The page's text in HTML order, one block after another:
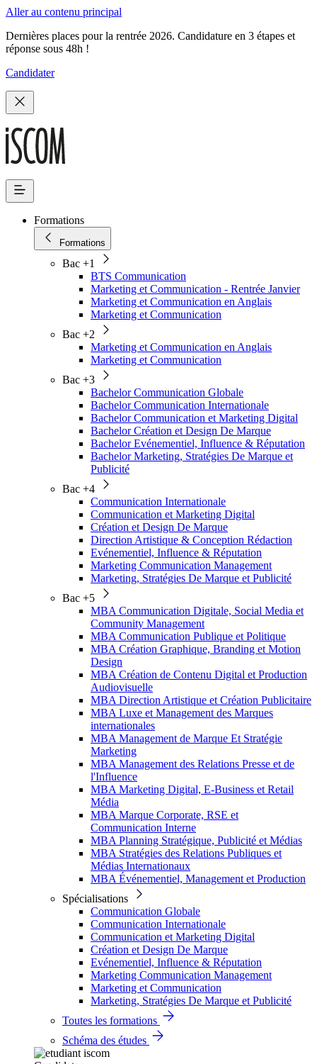
Aller au contenu principal
Dernières places pour la rentrée 2026. Candidature en 3 étapes et
réponse sous 48h !
Candidater
Formations
Formations
Bac +1
BTS Communication
Marketing et Communication - Rentrée Janvier
Marketing et Communication en Anglais
Marketing et Communication
Bac +2
Marketing et Communication en Anglais
Marketing et Communication
Bac +3
Bachelor Communication Globale
Bachelor Communication Internationale
Bachelor Communication et Marketing Digital
Bachelor Création et Design De Marque
Bachelor Evénementiel, Influence & Réputation
Bachelor Marketing, Stratégies De Marque et
Publicité
Bac +4
Communication Internationale
Communication et Marketing Digital
Création et Design De Marque
Direction Artistique & Conception Rédaction
Evénementiel, Influence & Réputation
Marketing Communication Management
Marketing, Stratégies De Marque et Publicité
Bac +5
MBA Communication Digitale, Social Media et
Community Management
MBA Communication Publique et Politique
MBA Création Graphique, Branding et Motion
Design
MBA Création de Contenu Digital et Production
Audiovisuelle
MBA Direction Artistique et Création Publicitaire
MBA Luxe et Management des Marques
internationales
MBA Management de Marque Et Stratégie
Marketing
MBA Management des Relations Presse et de
l'Influence
MBA Marketing Digital, E-Business et Retail
Média
MBA Marque Corporate, RSE et
Communication Interne
MBA Planning Stratégique, Publicité et Médias
MBA Stratégies des Relations Publiques et
Médias Internationaux
MBA Événementiel, Management et Production
Spécialisations
Communication Globale
Communication Internationale
Communication et Marketing Digital
Création et Design De Marque
Evénementiel, Influence & Réputation
Marketing Communication Management
Marketing et Communication
Marketing, Stratégies De Marque et Publicité
Toutes les formations
Schéma des études